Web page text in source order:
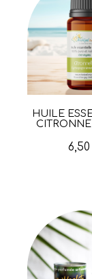
Aperçu
HUILE